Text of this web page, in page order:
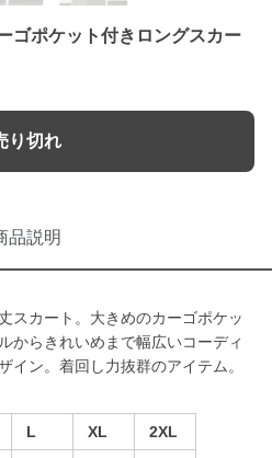
ゴポケット付きロングスカー
り切れ
品説明
スカート。大きめのカーゴポケッ
からきれいめまで幅広いコーディ
イン。着回し力抜群のアイテム。
L XL 2XL